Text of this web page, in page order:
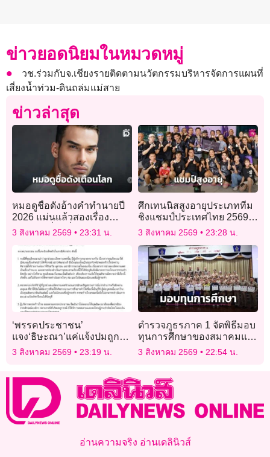
ข่าวยอดนิยมในหมวดหมู่
วช.ร่วมกับจ.เชียงรายติดตามนวัตกรรมบริหารจัดการแผนที่
เสี่ยงน้ำท่วม-ดินถล่มแม่สาย
ข่าวล่าสุด
หมอดูชื่อดังอ้างคำทำนายปี
2026 แม่นแล้วสองเรื่อง
เตือนภัยเรื่องที่สามกำลังก่อ
3 สิงหาคม 2569 23:31 น.
ศึกเทนนิสสูงอายุประเภททีม
ชิงแชมป์ประเทศไทย 2569″
ทำสถิตินักกีฬาร่วมชิงชัย
3 สิงหาคม 2569 23:28 น.
‘พรรคประชาชน’
แจง‘ธิษะณา’แค่แจ้งปมถูก
ละเมิด ไม่ขอให้ดำเนินการ
3 สิงหาคม 2569 23:19 น.
ตำรวจภูธรภาค 1 จัดพิธีมอบ
ทุนการศึกษาของสมาคมแม่
บ้านตำรวจ ประจำปี 2569
3 สิงหาคม 2569 22:54 น.
อ่านความจริง อ่านเดลินิวส์